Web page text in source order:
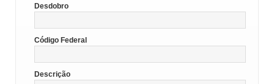
Desdobro
Código Federal
Descrição